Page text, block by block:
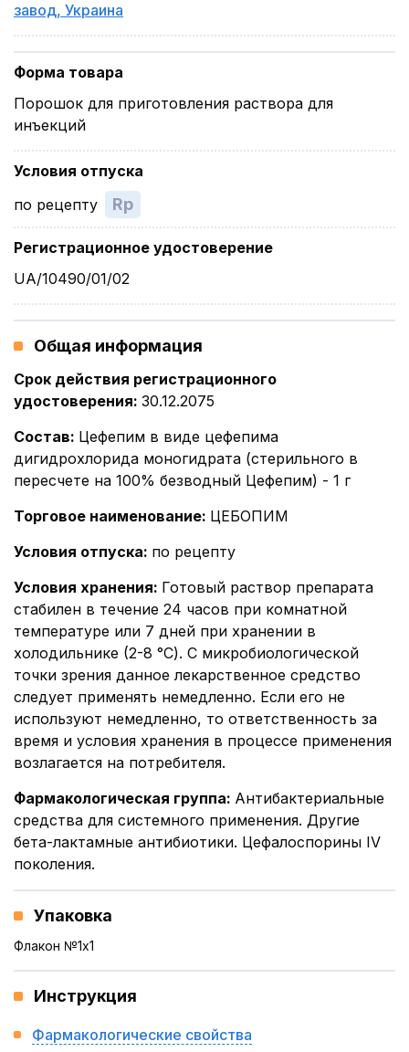
завод, Украина
Форма товара
Порошок для приготовления раствора для
инъекций
Условия отпуска
по рецепту
Rp
Регистрационное удостоверение
UA/10490/01/02
Общая информация
Срок действия регистрационного
удостоверения: 30.12.2075
Состав: Цефепим в виде цефепима
дигидрохлорида моногидрата (стерильного в
пересчете на 100% безводный Цефепим) - 1 г
Торговое наименование: ЦЕБОПИМ
Условия отпуска: по рецепту
Условия хранения: Готовый раствор препарата
стабилен в течение 24 часов при комнатной
температуре или 7 дней при хранении в
холодильнике (2-8 °С). С микробиологической
точки зрения данное лекарственное средство
следует применять немедленно. Если его не
используют немедленно, то ответственность за
время и условия хранения в процессе применения
возлагается на потребителя.
Фармакологическая группа: Антибактериальные
средства для системного применения. Другие
бета-лактамные антибиотики. Цефалоспорины IV
поколения.
Упаковка
Флакон №1x1
Инструкция
Фармакологические свойства